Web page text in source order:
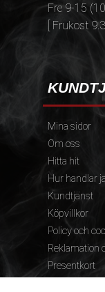
Fre 9-15
[ Frukost
Mina sidor
Om oss
Hitta hit
Hur handlar
Kundtjänst
Köpvillkor
Policy och
Reklamation
Presentkort